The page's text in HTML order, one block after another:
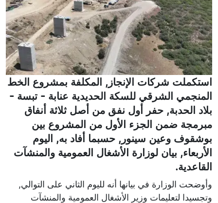
استكملت شركات الإنجاز, المكلفة بمشروع الخط
المنجمي الشرقي للسكة الحديدية عنابة - تبسة -
بلاد الحدبة, حفر أول نفق من أصل ثلاثة أنفاق
مبرمجة ضمن الجزء الأول من المشروع بين
بوشقوف وعين سينور, حسبما أفاد به, اليوم
الأربعاء, بيان لوزارة الأشغال العمومية والمنشآت
القاعدية.
وأوضحت الوزارة في بيانها أنه لليوم الثاني على التوالي,
وتجسيدا لتعليمات وزير الأشغال العمومية والمنشآت